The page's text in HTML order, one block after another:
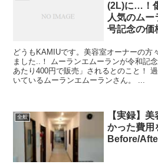
(2L)に…！
人気のム
号記念の価
どうもKAMIUです。美容室オーナーの方
ました..！ ムーランエムーランが令和記
あたり400円で販売」されるとのこと！
いているムーランエムーランさん。 ...
全般
【実録】
かった費用
Before/